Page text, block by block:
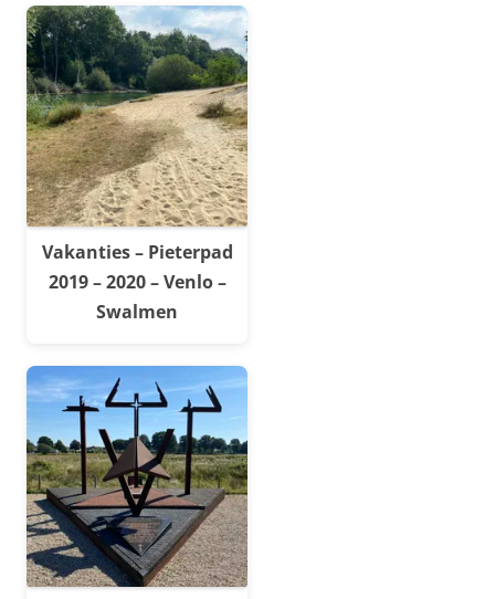
Vakanties – Pieterpad
2019 – 2020 – Venlo –
Swalmen